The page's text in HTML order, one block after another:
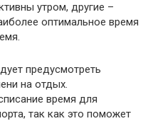
утром, другие –
оптимальное время
предусмотреть
на отдых.
время для
так как это поможет